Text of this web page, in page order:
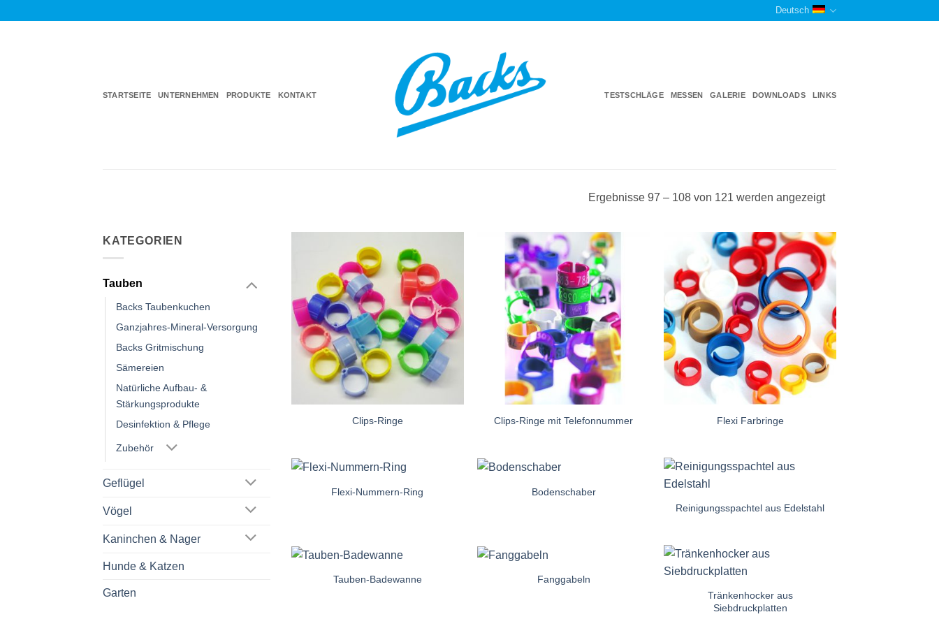
Deutsch
STARTSEITE UNTERNEHMEN PRODUKTE KONTAKT TESTSCHLÄGE MESSEN GALERIE DOWNLOADS LINKS
Ergebnisse 97 – 108 von 121 werden angezeigt
KATEGORIEN
Tauben
Backs Taubenkuchen
Ganzjahres-Mineral-Versorgung
Backs Gritmischung
Sämereien
Natürliche Aufbau- &
Stärkungsprodukte
Desinfektion & Pflege
Zubehör
Geflügel
Vögel
Kaninchen & Nager
Hunde & Katzen
Garten
Auf die
Einkaufsliste
Clips-Ringe
Auf die
Einkaufsliste
Clips-Ringe mit Telefonnummer
Auf die
Einkaufsliste
Flexi Farbringe
Auf die
Flexi-Nummern-Ring Bodenschaber
Einkaufsliste
Reinigungsspachtel aus Edelstahl
Auf die
Tauben-Badewanne Fanggabeln
Einkaufsliste
Tränkenhocker aus
Siebdruckplatten